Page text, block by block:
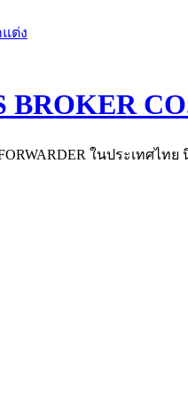
ต่ง
BROKER
ในประเทศไท